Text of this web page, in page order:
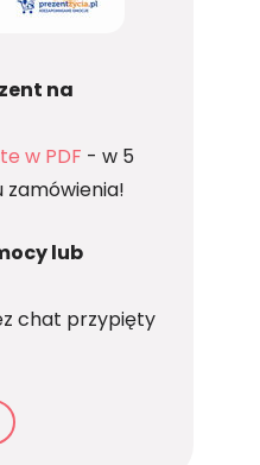
na
w PDF - w 5
zamówienia!
lub
chat przypięty